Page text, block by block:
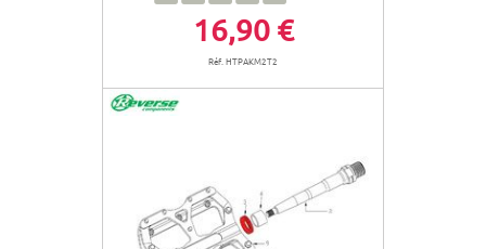
16,90 €
Réf. HTPAKM2T2